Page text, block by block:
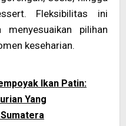
Fleksibilitas ini
menyesuaikan pilihan
keseharian.
Ikan Patin:
Yang